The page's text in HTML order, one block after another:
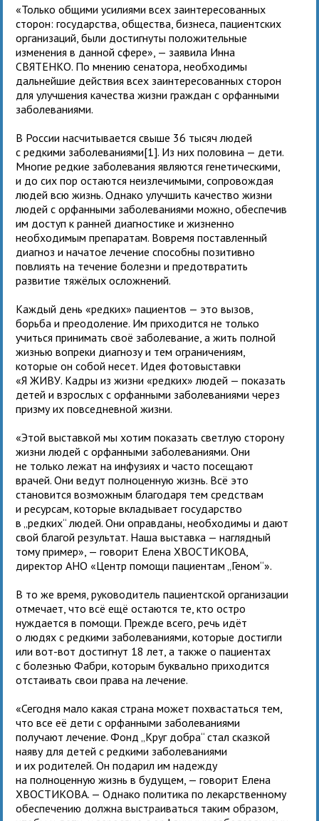
«Только общими усилиями всех заинтересованных
сторон: государства, общества, бизнеса, пациентских
организаций, были достигнуты положительные
изменения в данной сфере», — заявила Инна
СВЯТЕНКО. По мнению сенатора, необходимы
дальнейшие действия всех заинтересованных сторон
для улучшения качества жизни граждан с орфанными
заболеваниями.
В России насчитывается свыше 36 тысяч людей
с редкими заболеваниями[1]. Из них половина — дети.
Многие редкие заболевания являются генетическими,
и до сих пор остаются неизлечимыми, сопровождая
людей всю жизнь. Однако улучшить качество жизни
людей с орфанными заболеваниями можно, обеспечив
им доступ к ранней диагностике и жизненно
необходимым препаратам. Вовремя поставленный
диагноз и начатое лечение способны позитивно
повлиять на течение болезни и предотвратить
развитие тяжёлых осложнений.
Каждый день «редких» пациентов — это вызов,
борьба и преодоление. Им приходится не только
учиться принимать своё заболевание, а жить полной
жизнью вопреки диагнозу и тем ограничениям,
которые он собой несет. Идея фотовыставки
«Я ЖИВУ. Кадры из жизни «редких» людей — показать
детей и взрослых с орфанными заболеваниями через
призму их повседневной жизни.
«Этой выставкой мы хотим показать светлую сторону
жизни людей с орфанными заболеваниями. Они
не только лежат на инфузиях и часто посещают
врачей. Они ведут полноценную жизнь. Всё это
становится возможным благодаря тем средствам
и ресурсам, которые вкладывает государство
в „редких“ людей. Они оправданы, необходимы и дают
свой благой результат. Наша выставка — наглядный
тому пример», — говорит Елена ХВОСТИКОВА,
директор АНО «Центр помощи пациентам „Геном“».
В то же время, руководитель пациентской организации
отмечает, что всё ещё остаются те, кто остро
нуждается в помощи. Прежде всего, речь идёт
о людях с редкими заболеваниями, которые достигли
или вот-вот достигнут 18 лет, а также о пациентах
с болезнью Фабри, которым буквально приходится
отстаивать свои права на лечение.
«Сегодня мало какая страна может похвастаться тем,
что все её дети с орфанными заболеваниями
получают лечение. Фонд „Круг добра“ стал сказкой
наяву для детей с редкими заболеваниями
и их родителей. Он подарил им надежду
на полноценную жизнь в будущем, — говорит Елена
ХВОСТИКОВА. — Однако политика по лекарственному
обеспечению должна выстраиваться таким образом,